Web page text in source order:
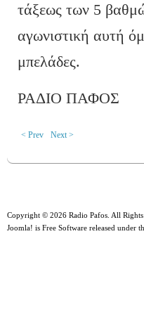
τάξεως των 5
αγωνιστική αυτή
μπελάδες.
ΡΑΔΙΟ ΠΑΦΟΣ
< Prev Next >
Copyright © 2026 Radio Pafos. All Rights
Joomla! is Free Software released under